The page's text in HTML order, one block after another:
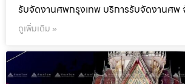
รับจัดงานศพกรุงเทพ บริการรับจัดงานศพ
ดูเพิ่มเติม »